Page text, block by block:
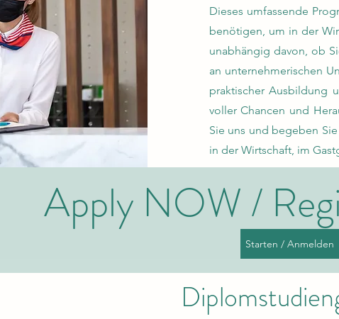
Dieses umfassende
benötigen, um in der
unabhängig davon, ob
an unternehmerischen
praktischer Ausbildung
voller Chancen und
Sie uns und begeben
in der Wirtschaft, im
Apply NOW /
Starten / Anmelden